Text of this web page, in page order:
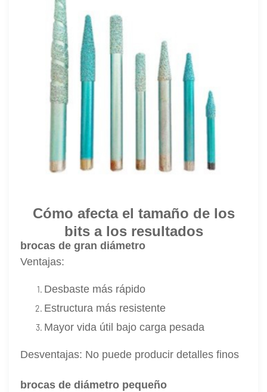
Cómo afecta el tamaño de los
bits a los resultados
brocas de gran diámetro
Ventajas:
Desbaste más rápido
Estructura más resistente
Mayor vida útil bajo carga pesada
Desventajas: No puede producir detalles finos
brocas de diámetro pequeño